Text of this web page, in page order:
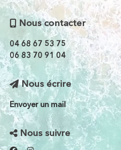
Nous contacter
04 68 67 53 75
06 83 70 91 04
Nous écrire
Envoyer un mail
Nous suivre